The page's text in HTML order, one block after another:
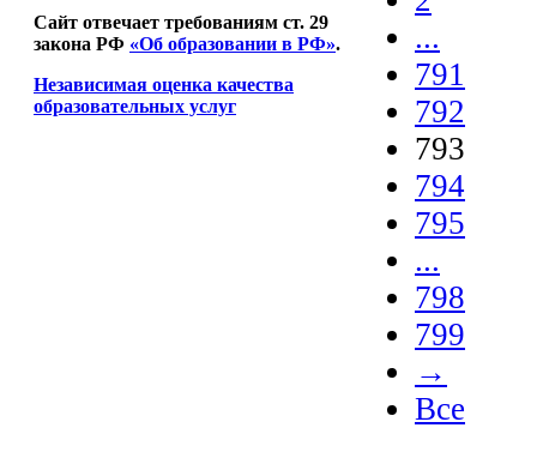
Сайт отвечает требованиям ст. 29
закона РФ «Об образовании в РФ».
Независимая оценка качества
образовательных услуг
...
791
792
793
794
795
...
798
799
→
Все